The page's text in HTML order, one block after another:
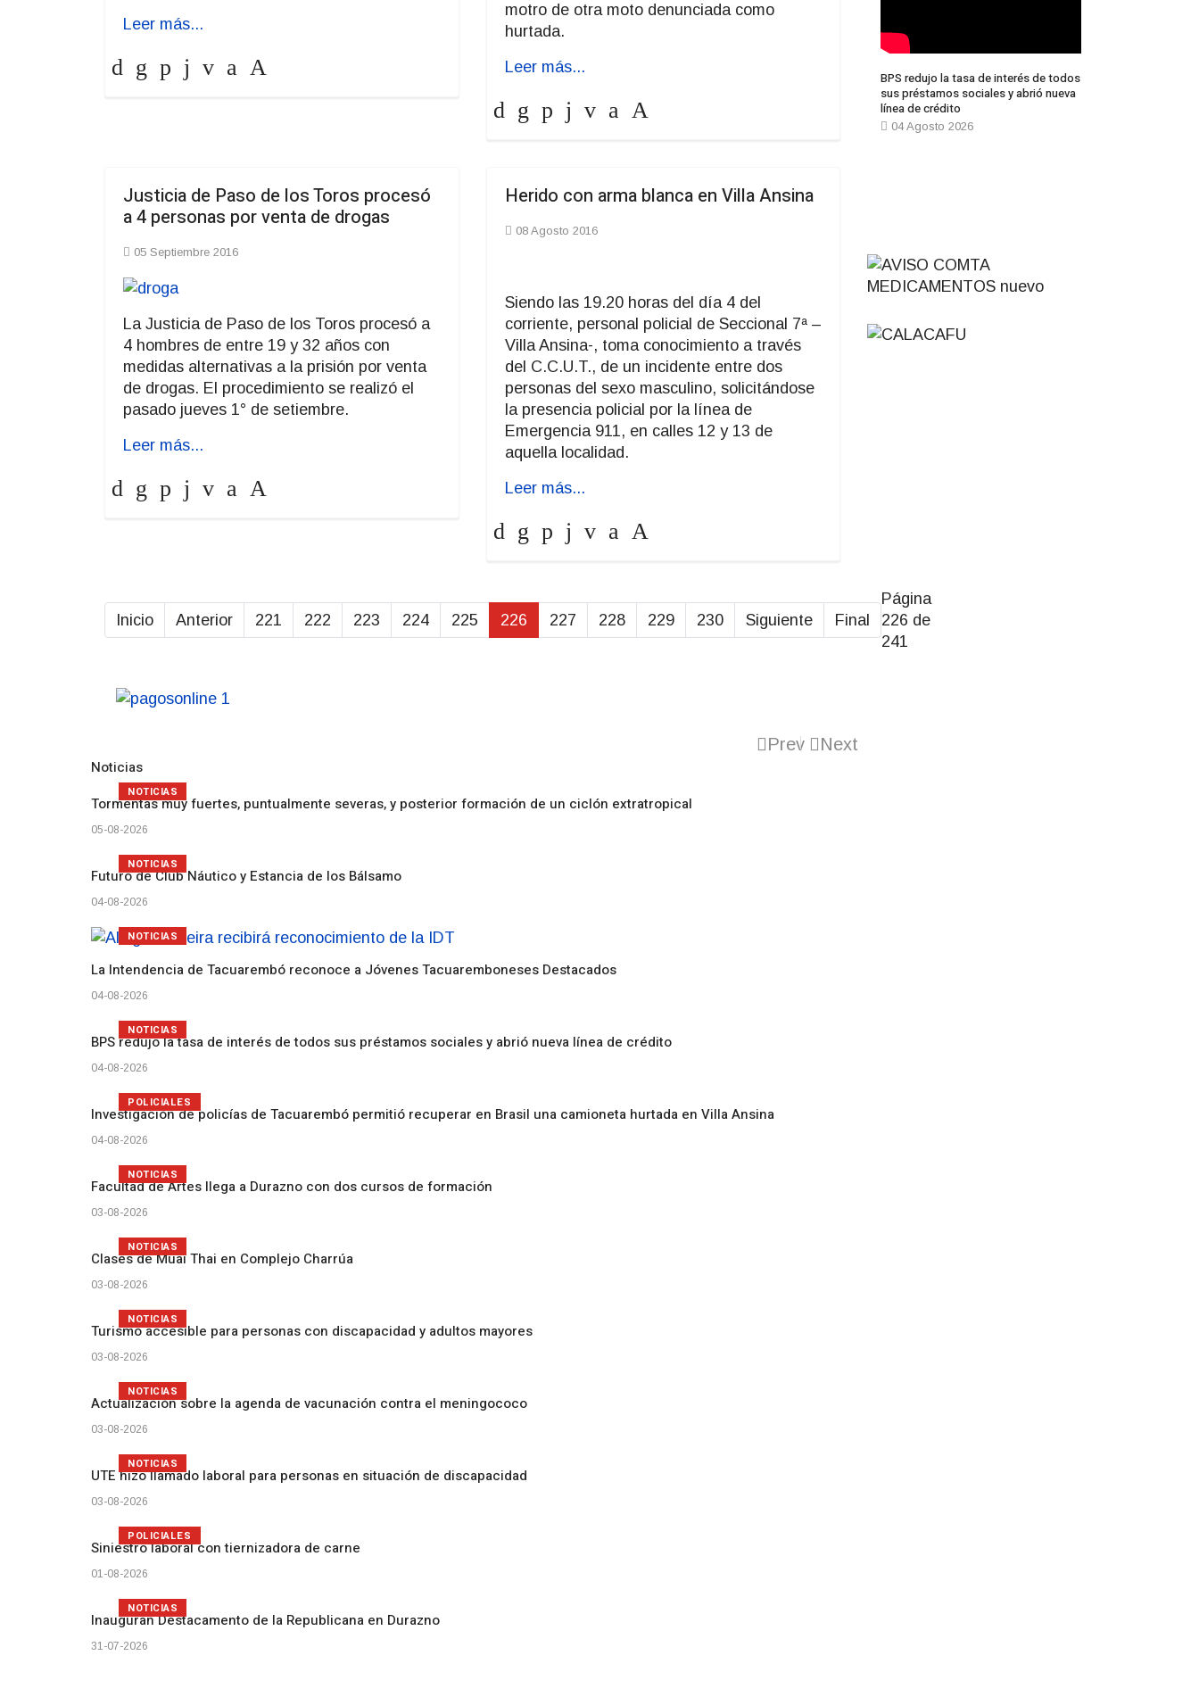
Leer más...
motro de otra moto denunciada como
hurtada.
Leer más...
Justicia de Paso de los Toros procesó
a 4 personas por venta de drogas
05 Septiembre 2016
La Justicia de Paso de los Toros procesó a
4 hombres de entre 19 y 32 años con
medidas alternativas a la prisión por venta
de drogas. El procedimiento se realizó el
pasado jueves 1° de setiembre.
Leer más...
Herido con arma blanca en Villa Ansina
08 Agosto 2016
Siendo las 19.20 horas del día 4 del
corriente, personal policial de Seccional 7ª –
Villa Ansina-, toma conocimiento a través
del C.C.U.T., de un incidente entre dos
personas del sexo masculino, solicitándose
la presencia policial por la línea de
Emergencia 911, en calles 12 y 13 de
aquella localidad.
Leer más...
Inicio Anterior 221 222 223 224 225 226 227 228 229 230 Siguiente Final
Página
226 de
241
Noticias
Prev Next
Tormentas muy fuertes, puntualmente severas, y posterior formación de un ciclón extratropical
05-08-2026
NOTICIAS
Futuro de Club Náutico y Estancia de los Bálsamo
04-08-2026
NOTICIAS
La Intendencia de Tacuarembó reconoce a Jóvenes Tacuaremboneses Destacados
04-08-2026
NOTICIAS
BPS redujo la tasa de interés de todos sus préstamos sociales y abrió nueva línea de crédito
04-08-2026
NOTICIAS
Investigación de policías de Tacuarembó permitió recuperar en Brasil una camioneta hurtada en Villa Ansina
04-08-2026
POLICIALES
Facultad de Artes llega a Durazno con dos cursos de formación
03-08-2026
NOTICIAS
Clases de Muai Thai en Complejo Charrúa
03-08-2026
NOTICIAS
Turismo accesible para personas con discapacidad y adultos mayores
03-08-2026
NOTICIAS
Actualización sobre la agenda de vacunación contra el meningococo
03-08-2026
NOTICIAS
UTE hizo llamado laboral para personas en situación de discapacidad
03-08-2026
NOTICIAS
Siniestro laboral con tiernizadora de carne
01-08-2026
POLICIALES
Inauguran Destacamento de la Republicana en Durazno
31-07-2026
NOTICIAS
BPS redujo la tasa de interés de todos
sus préstamos sociales y abrió nueva
línea de crédito
04 Agosto 2026